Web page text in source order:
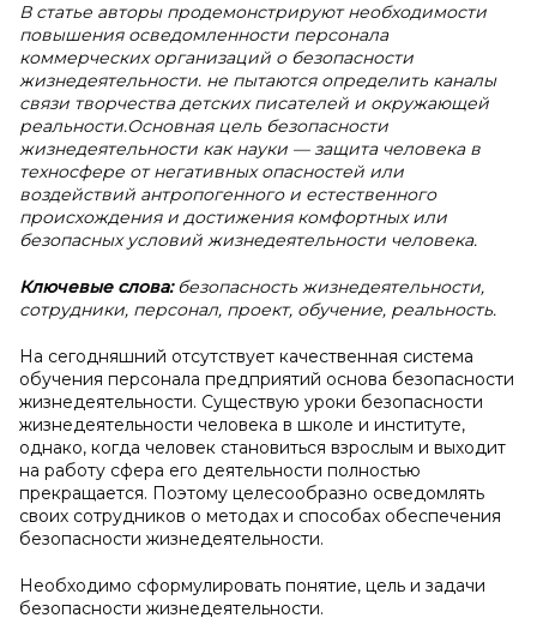
В статье авторы продемонстрируют необходимости
повышения осведомленности персонала
коммерческих организаций о безопасности
жизнедеятельности. не пытаются определить каналы
связи творчества детских писателей и окружающей
реальности.Основная цель безопасности
жизнедеятельности как науки — защита человека в
техносфере от негативных опасностей или
воздействий антропогенного и естественного
происхождения и достижения комфортных или
безопасных условий жизнедеятельности человека.
Ключевые слова:безопасность жизнедеятельности,
сотрудники, персонал, проект, обучение, реальность.
На сегодняшний отсутствует качественная система
обучения персонала предприятий основа безопасности
жизнедеятельности. Существую уроки безопасности
жизнедеятельности человека в школе и институте,
однако, когда человек становиться взрослым и выходит
на работу сфера его деятельности полностью
прекращается. Поэтому целесообразно осведомлять
своих сотрудников о методах и способах обеспечения
безопасности жизнедеятельности.
Необходимо сформулировать понятие, цель и задачи
безопасности жизнедеятельности.